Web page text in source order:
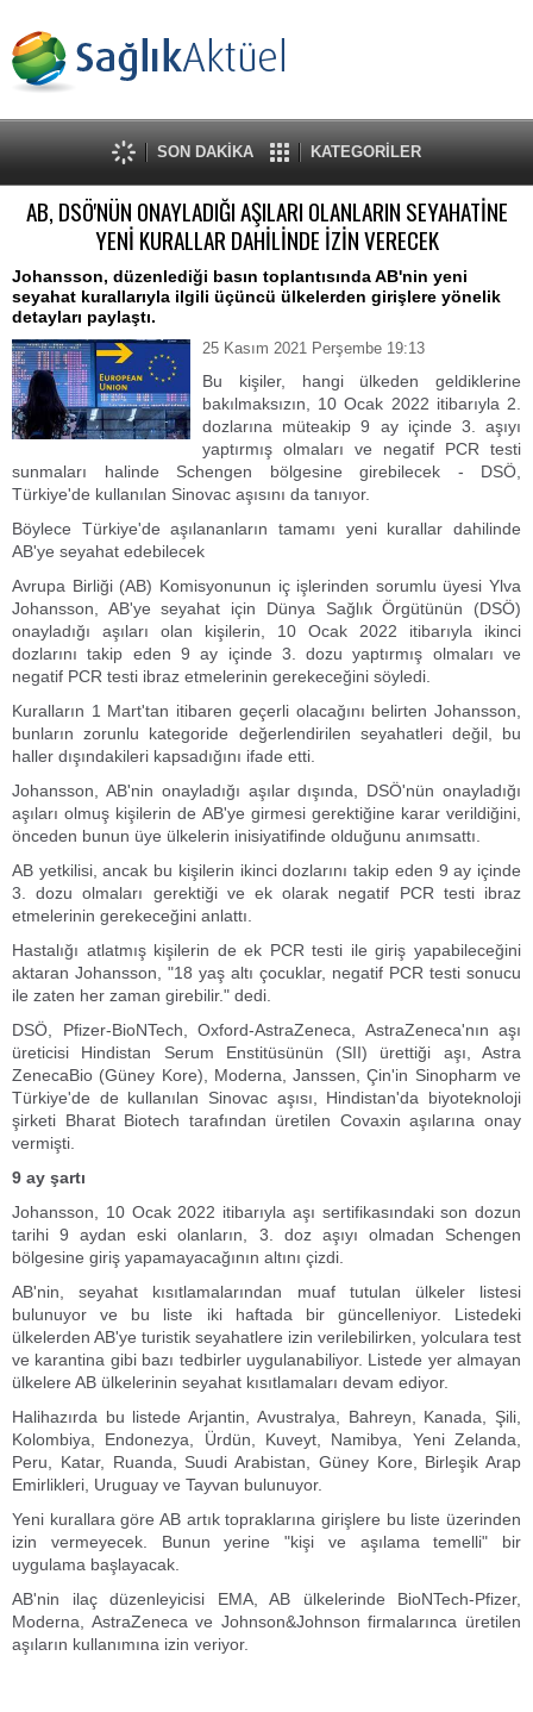
SON DAKİKA KATEGORİLER
AB, DSÖ'NÜN ONAYLADIĞI AŞILARI OLANLARIN SEYAHATİNE
YENİ KURALLAR DAHİLİNDE İZİN VERECEK
Johansson, düzenlediği basın toplantısında AB'nin yeni
seyahat kurallarıyla ilgili üçüncü ülkelerden girişlere yönelik
detayları paylaştı.
25 Kasım 2021 Perşembe 19:13
Bu kişiler, hangi ülkeden geldiklerine
bakılmaksızın, 10 Ocak 2022 itibarıyla 2.
dozlarına müteakip 9 ay içinde 3. aşıyı
yaptırmış olmaları ve negatif PCR testi
sunmaları halinde Schengen bölgesine girebilecek - DSÖ,
Türkiye'de kullanılan Sinovac aşısını da tanıyor.
Böylece Türkiye'de aşılananların tamamı yeni kurallar dahilinde
AB'ye seyahat edebilecek
Avrupa Birliği (AB) Komisyonunun iç işlerinden sorumlu üyesi Ylva
Johansson, AB'ye seyahat için Dünya Sağlık Örgütünün (DSÖ)
onayladığı aşıları olan kişilerin, 10 Ocak 2022 itibarıyla ikinci
dozlarını takip eden 9 ay içinde 3. dozu yaptırmış olmaları ve
negatif PCR testi ibraz etmelerinin gerekeceğini söyledi.
Kuralların 1 Mart'tan itibaren geçerli olacağını belirten Johansson,
bunların zorunlu kategoride değerlendirilen seyahatleri değil, bu
haller dışındakileri kapsadığını ifade etti.
Johansson, AB'nin onayladığı aşılar dışında, DSÖ'nün onayladığı
aşıları olmuş kişilerin de AB'ye girmesi gerektiğine karar verildiğini,
önceden bunun üye ülkelerin inisiyatifinde olduğunu anımsattı.
AB yetkilisi, ancak bu kişilerin ikinci dozlarını takip eden 9 ay içinde
3. dozu olmaları gerektiği ve ek olarak negatif PCR testi ibraz
etmelerinin gerekeceğini anlattı.
Hastalığı atlatmış kişilerin de ek PCR testi ile giriş yapabileceğini
aktaran Johansson, "18 yaş altı çocuklar, negatif PCR testi sonucu
ile zaten her zaman girebilir." dedi.
DSÖ, Pfizer-BioNTech, Oxford-AstraZeneca, AstraZeneca'nın aşı
üreticisi Hindistan Serum Enstitüsünün (SII) ürettiği aşı, Astra
ZenecaBio (Güney Kore), Moderna, Janssen, Çin'in Sinopharm ve
Türkiye'de de kullanılan Sinovac aşısı, Hindistan'da biyoteknoloji
şirketi Bharat Biotech tarafından üretilen Covaxin aşılarına onay
vermişti.
9 ay şartı
Johansson, 10 Ocak 2022 itibarıyla aşı sertifikasındaki son dozun
tarihi 9 aydan eski olanların, 3. doz aşıyı olmadan Schengen
bölgesine giriş yapamayacağının altını çizdi.
AB'nin, seyahat kısıtlamalarından muaf tutulan ülkeler listesi
bulunuyor ve bu liste iki haftada bir güncelleniyor. Listedeki
ülkelerden AB'ye turistik seyahatlere izin verilebilirken, yolculara test
ve karantina gibi bazı tedbirler uygulanabiliyor. Listede yer almayan
ülkelere AB ülkelerinin seyahat kısıtlamaları devam ediyor.
Halihazırda bu listede Arjantin, Avustralya, Bahreyn, Kanada, Şili,
Kolombiya, Endonezya, Ürdün, Kuveyt, Namibya, Yeni Zelanda,
Peru, Katar, Ruanda, Suudi Arabistan, Güney Kore, Birleşik Arap
Emirlikleri, Uruguay ve Tayvan bulunuyor.
Yeni kurallara göre AB artık topraklarına girişlere bu liste üzerinden
izin vermeyecek. Bunun yerine "kişi ve aşılama temelli" bir
uygulama başlayacak.
AB'nin ilaç düzenleyicisi EMA, AB ülkelerinde BioNTech-Pfizer,
Moderna, AstraZeneca ve Johnson&Johnson firmalarınca üretilen
aşıların kullanımına izin veriyor.